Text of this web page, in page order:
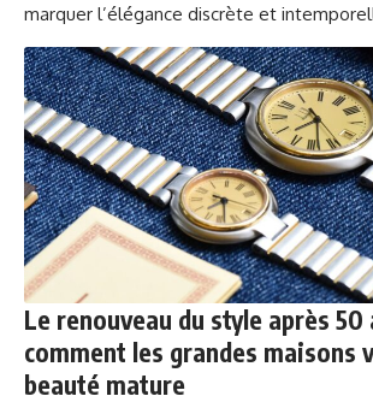
marquer l’élégance discrète et
Le renouveau du style après 50
comment les grandes maisons
beauté mature